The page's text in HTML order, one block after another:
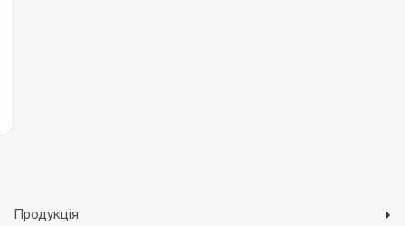
Продукція